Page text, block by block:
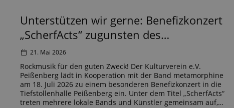
Unterstützen wir gerne: Benefizkonzert
„ScherfActs“ zugunsten des
Kinderhospiz Polling!
21. Mai 2026
Rockmusik für den guten Zweck! Der Kulturverein e.V.
Peißenberg lädt in Kooperation mit der Band metamorphine
am 18. Juli 2026 zu einem besonderen Benefizkonzert in die
Tiefstollenhalle Peißenberg ein. Unter dem Titel „ScherfActs“
treten mehrere lokale Bands und Künstler gemeinsam auf,